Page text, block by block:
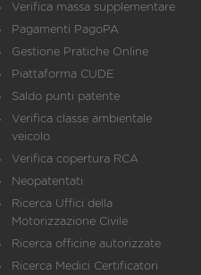
Verifica massa supplementare
Pagamenti PagoPA
Gestione Pratiche Online
Piattaforma CUDE
Saldo punti patente
Verifica classe ambientale
veicolo
Verifica copertura RCA
Neopatentati
Ricerca Uffici della
Motorizzazione Civile
Ricerca officine autorizzate
Ricerca Medici Certificatori